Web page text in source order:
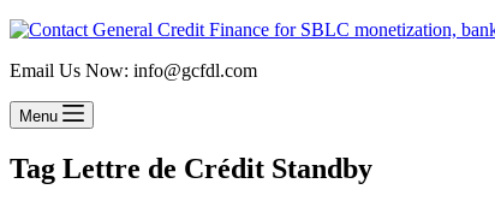
Email Us Now: info@gcfdl.com
Menu
Tag Lettre de Crédit Standby